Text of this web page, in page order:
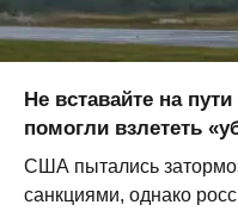
Не вставайте на
помогли взлететь
США пытались
санкциями, однако